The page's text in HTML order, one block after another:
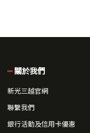
關於我們
新光三越官網
聯繫我們
銀行活動及信用卡優惠